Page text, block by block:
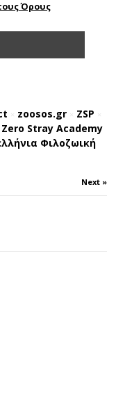
Όρους
zoosos.gr ZSP
Ζero Stray Αcademy
Φιλοζωική
Next »